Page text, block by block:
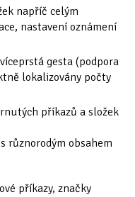
napříč celým
nastavení oznámení
gesta (podpora
lokalizovány počty
příkazů a složek
různorodým obsahem
příkazy, značky